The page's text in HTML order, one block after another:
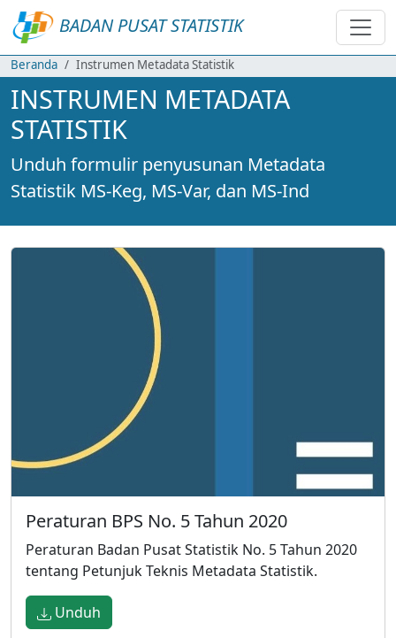
BADAN PUSAT STATISTIK
Beranda Instrumen Metadata Statistik
INSTRUMEN METADATA
STATISTIK
Unduh formulir penyusunan Metadata
Statistik MS-Keg, MS-Var, dan MS-Ind
Peraturan BPS No. 5 Tahun 2020
Peraturan Badan Pusat Statistik No. 5 Tahun 2020
tentang Petunjuk Teknis Metadata Statistik.
Unduh